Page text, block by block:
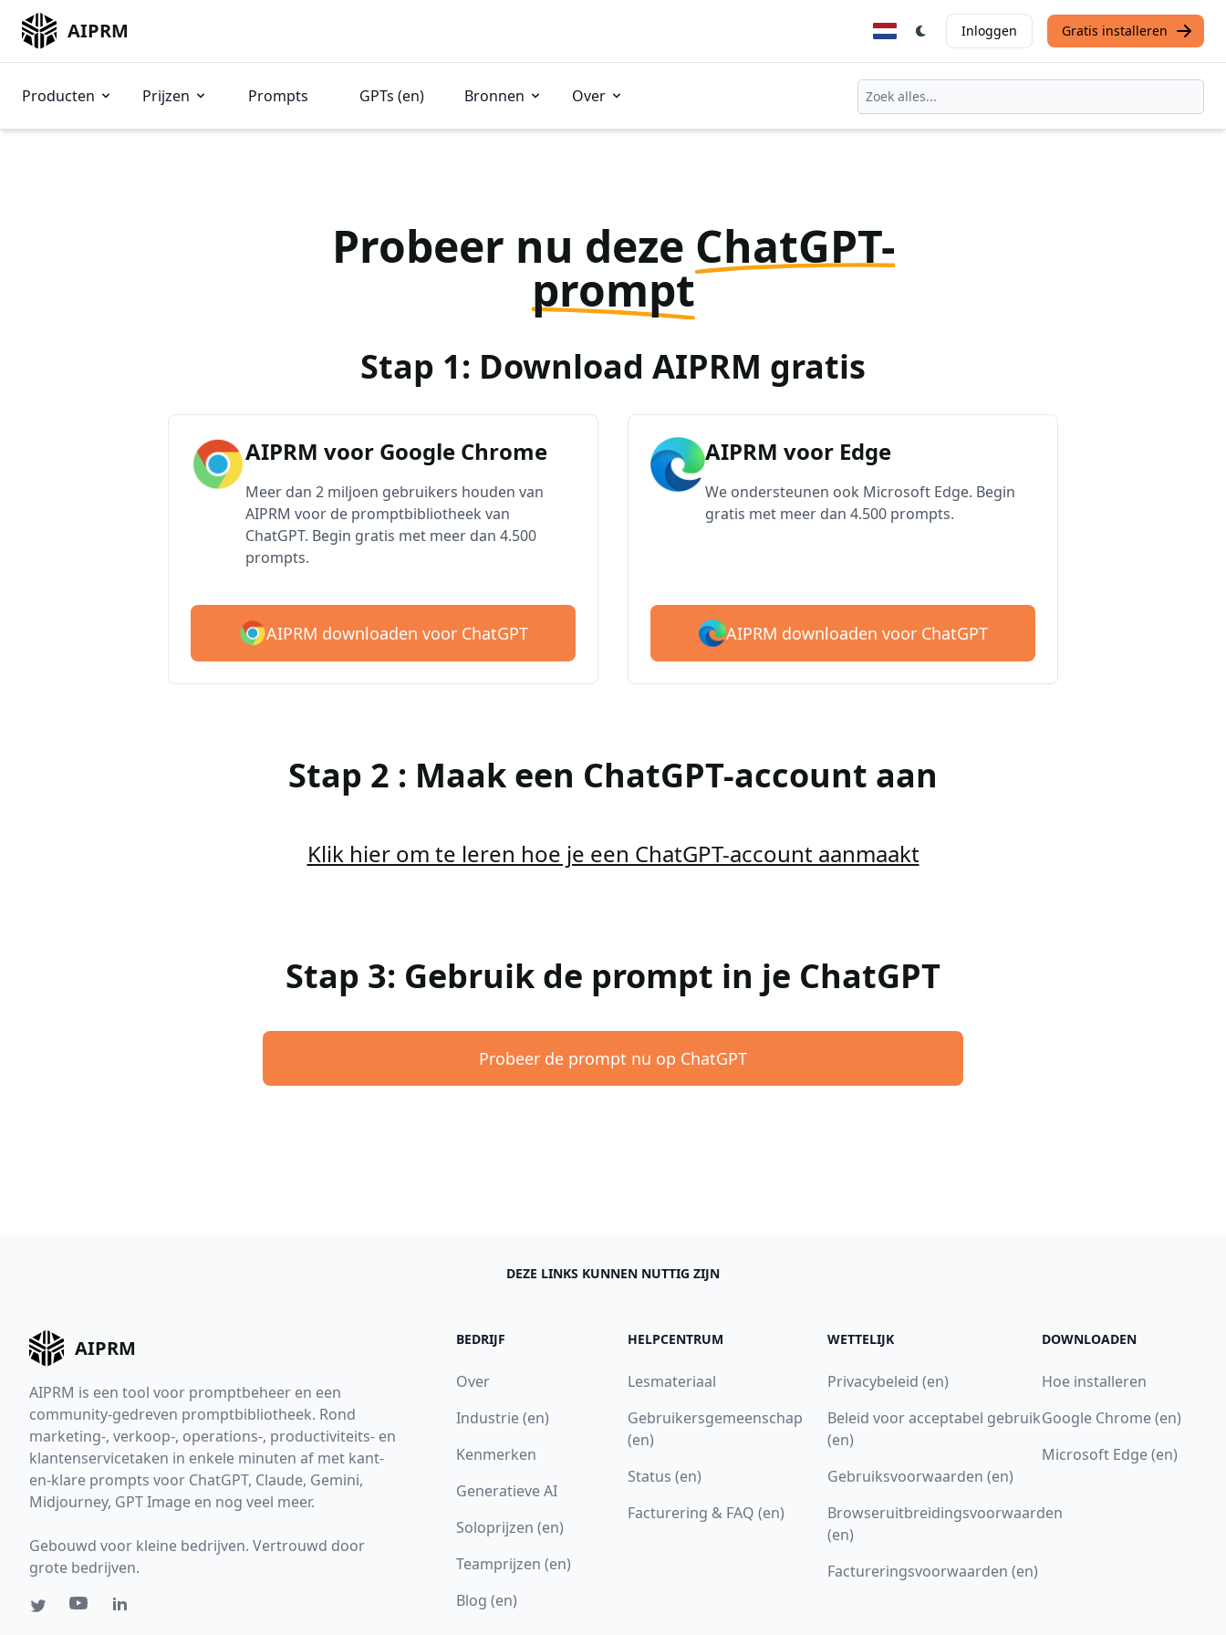
AIPRM Inloggen Gratis installeren
Producten Prijzen Prompts GPTs (en) Bronnen Over
Probeer nu deze ChatGPT-
prompt
Stap 1: Download AIPRM gratis
AIPRM voor Google Chrome
Meer dan 2 miljoen gebruikers houden van
AIPRM voor de promptbibliotheek van
ChatGPT. Begin gratis met meer dan 4.500
prompts.
AIPRM downloaden voor ChatGPT
AIPRM voor Edge
We ondersteunen ook Microsoft Edge. Begin
gratis met meer dan 4.500 prompts.
AIPRM downloaden voor ChatGPT
Stap 2 : Maak een ChatGPT-account aan
Klik hier om te leren hoe je een ChatGPT-account aanmaakt
Stap 3: Gebruik de prompt in je ChatGPT
Probeer de prompt nu op ChatGPT
DEZE LINKS KUNNEN NUTTIG ZIJN
AIPRM
AIPRM is een tool voor promptbeheer en een
community-gedreven promptbibliotheek. Rond
marketing-, verkoop-, operations-, productiviteits- en
klantenservicetaken in enkele minuten af met kant-
en-klare prompts voor ChatGPT, Claude, Gemini,
Midjourney, GPT Image en nog veel meer.
Gebouwd voor kleine bedrijven. Vertrouwd door
grote bedrijven.
BEDRIJF
Over
Industrie (en)
Kenmerken
Generatieve AI
Soloprijzen (en)
Teamprijzen (en)
Blog (en)
HELPCENTRUM
Lesmateriaal
Gebruikersgemeenschap
(en)
Status (en)
Facturering & FAQ (en)
WETTELIJK
Privacybeleid (en)
Beleid voor acceptabel gebruik
(en)
Gebruiksvoorwaarden (en)
Browseruitbreidingsvoorwaarden
(en)
Factureringsvoorwaarden (en)
DOWNLOADEN
Hoe installeren
Google Chrome (en)
Microsoft Edge (en)